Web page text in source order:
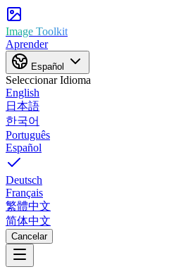
Image Toolkit
Aprender
Español
Seleccionar Idioma
English
日本語
한국어
Português
Español
Deutsch
Français
繁體中文
简体中文
Cancelar